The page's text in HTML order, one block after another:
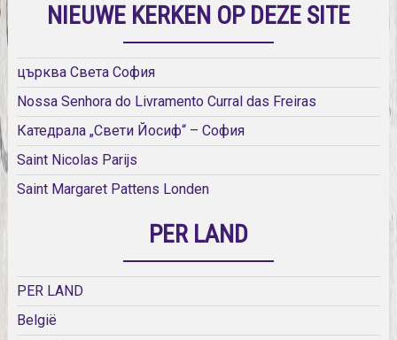
NIEUWE KERKEN OP DEZE SITE
църква Света София
Nossa Senhora do Livramento Curral das Freiras
Катедрала „Свети Йосиф“ – София
Saint Nicolas Parijs
Saint Margaret Pattens Londen
PER LAND
PER LAND
België